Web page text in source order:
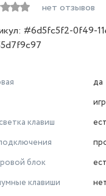
нет отзывов
#6d5fc5f2-0f49-
да
клавиш
блок
клавиши